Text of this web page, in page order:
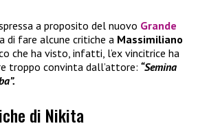
a proposito del nuovo Grande
di fare alcune critiche a Massimiliano
che ha visto, infatti, l’ex vincitrice ha
troppo convinta dall’attore: “Semina
di Nikita